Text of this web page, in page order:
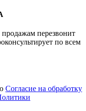
перезвонит
по всем
Согласие на обработку